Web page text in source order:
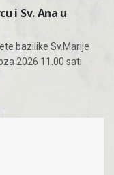
i Sv. Ana u
bazilike Sv.Marije
2026 11.00 sati